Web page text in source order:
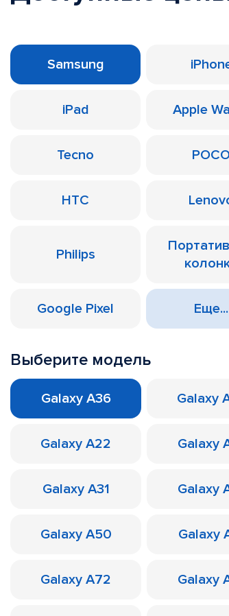
Samsung
iPad Apple
Tecno
HTC
Philips
Google Pixel Еще...
Выберите модель
Galaxy A36 Galaxy
Galaxy A22 Galaxy
Galaxy A31 Galaxy
Galaxy A50 Galaxy
Galaxy A72 Galaxy